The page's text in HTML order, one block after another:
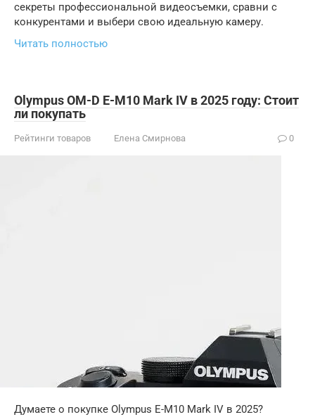
секреты профессиональной видеосъемки, сравни с
конкурентами и выбери свою идеальную камеру.
Читать полностью
Olympus OM-D E-M10 Mark IV в 2025 году: Стоит
ли покупать
Рейтинги товаров Елена Смирнова 0
Думаете о покупке Olympus E-M10 Mark IV в 2025?